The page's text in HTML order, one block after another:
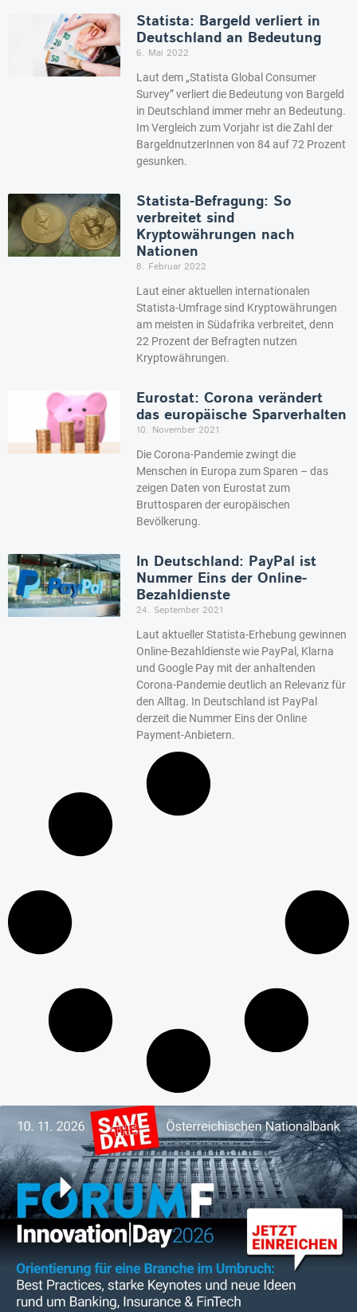
Statista: Bargeld verliert in
Deutschland an Bedeutung
6. Mai 2022
Laut dem „Statista Global Consumer
Survey” verliert die Bedeutung von Bargeld
in Deutschland immer mehr an Bedeutung.
Im Vergleich zum Vorjahr ist die Zahl der
BargeldnutzerInnen von 84 auf 72 Prozent
gesunken.
Statista-Befragung: So
verbreitet sind
Kryptowährungen nach
Nationen
8. Februar 2022
Laut einer aktuellen internationalen
Statista-Umfrage sind Kryptowährungen
am meisten in Südafrika verbreitet, denn
22 Prozent der Befragten nutzen
Kryptowährungen.
Eurostat: Corona verändert
das europäische Sparverhalten
10. November 2021
Die Corona-Pandemie zwingt die
Menschen in Europa zum Sparen – das
zeigen Daten von Eurostat zum
Bruttosparen der europäischen
Bevölkerung.
In Deutschland: PayPal ist
Nummer Eins der Online-
Bezahldienste
24. September 2021
Laut aktueller Statista-Erhebung gewinnen
Online-Bezahldienste wie PayPal, Klarna
und Google Pay mit der anhaltenden
Corona-Pandemie deutlich an Relevanz für
den Alltag. In Deutschland ist PayPal
derzeit die Nummer Eins der Online
Payment-Anbietern.